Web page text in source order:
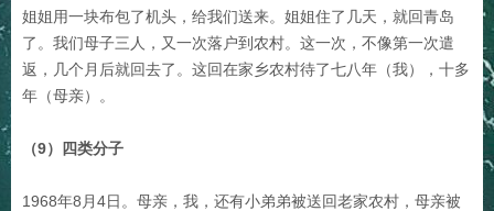
姐姐用一块布包了机头，给我们送来。姐姐住了几天，就回青岛
了。我们母子三人，又一次落户到农村。这一次，不像第一次遣
返，几个月后就回去了。这回在家乡农村待了七八年（我），十多
年（母亲）。
（9）四类分子
1968年8月4日。母亲，我，还有小弟弟被送回老家农村，母亲被